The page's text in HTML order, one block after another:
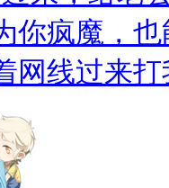
疯魔，也
网线过来打